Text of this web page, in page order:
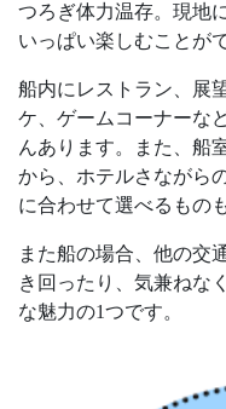
つろぎ体力温存。現地
いっぱい楽しむことが
船内にレストラン、展
ケ、ゲームコーナーな
んあります。また、船
から、ホテルさながら
に合わせて選べるもの
また船の場合、他の交
き回ったり、気兼ねな
な魅力の1つです。